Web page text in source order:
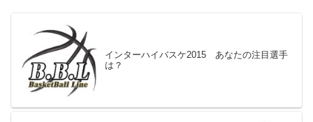
インターハイバスケ2015 あなたの注目選手
は？